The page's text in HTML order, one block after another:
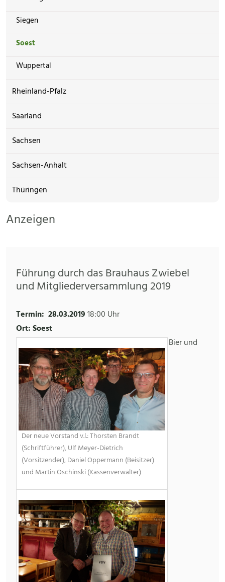
Siegen
Soest
Wuppertal
Rheinland-Pfalz
Saarland
Sachsen
Sachsen-Anhalt
Thüringen
Anzeigen
Führung durch das Brauhaus Zwiebel
und Mitgliederversammlung 2019
Termin: 28.03.201918:00 Uhr
Ort: Soest
Der neue Vorstand v.l.: Thorsten Brandt
(Schriftführer), Ulf Meyer-Dietrich
(Vorsitzender), Daniel Oppermann (Beisitzer)
und Martin Oschinski (Kassenverwalter)
Bier und